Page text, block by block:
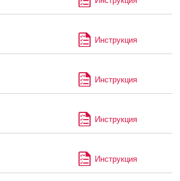
Инструкция
Инструкция
Инструкция
Инструкция